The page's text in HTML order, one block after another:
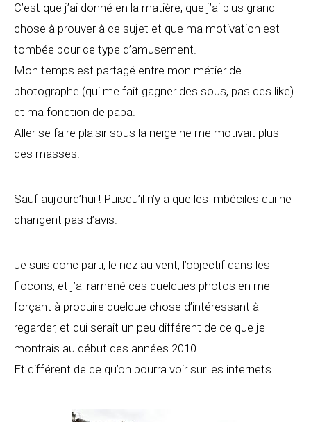
C’est que j’ai donné en la matière, que j’ai plus grand
chose à prouver à ce sujet et que ma motivation est
tombée pour ce type d’amusement.
Mon temps est partagé entre mon métier de
photographe (qui me fait gagner des sous, pas des like)
et ma fonction de papa.
Aller se faire plaisir sous la neige ne me motivait plus
des masses.
Sauf aujourd’hui ! Puisqu’il n’y a que les imbéciles qui ne
changent pas d’avis.
Je suis donc parti, le nez au vent, l’objectif dans les
flocons, et j’ai ramené ces quelques photos en me
forçant à produire quelque chose d’intéressant à
regarder, et qui serait un peu différent de ce que je
montrais au début des années 2010.
Et différent de ce qu’on pourra voir sur les internets.